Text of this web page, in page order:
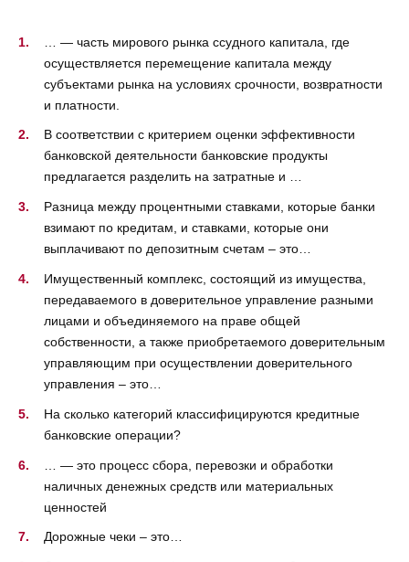
… — часть мирового рынка ссудного капитала, где
осуществляется перемещение капитала между
субъектами рынка на условиях срочности, возвратности
и платности.
В соответствии с критерием оценки эффективности
банковской деятельности банковские продукты
предлагается разделить на затратные и …
Разница между процентными ставками, которые банки
взимают по кредитам, и ставками, которые они
выплачивают по депозитным счетам – это…
Имущественный комплекс, состоящий из имущества,
передаваемого в доверительное управление разными
лицами и объединяемого на праве общей
собственности, а также приобретаемого доверительным
управляющим при осуществлении доверительного
управления – это…
На сколько категорий классифицируются кредитные
банковские операции?
… — это процесс сбора, перевозки и обработки
наличных денежных средств или материальных
ценностей
Дорожные чеки – это…